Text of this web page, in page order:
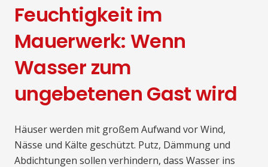
Feuchtigkeit im
Mauerwerk: Wenn
Wasser zum
ungebetenen Gast wird
Häuser werden mit großem Aufwand vor Wind,
Nässe und Kälte geschützt. Putz, Dämmung und
Abdichtungen sollen verhindern, dass Wasser ins